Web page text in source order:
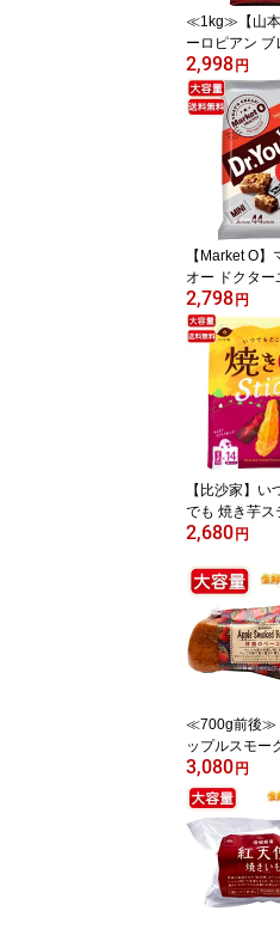
≪1kg≫【山本
ーロピアン ブ
容量 1000g レ
コーヒー(粉)
ーヒー 焙煎
専門店の美味
ヒー ドリップ
ヒー ヤマモト
OFFEE【
コ コストコ
無料★
2,998 円
【Market O】
オー ドクター
特大容量 594g
Dr.You Bar ミ
テインバー ナ
rion オリオン
ト チョコレー
ョコバー お菓
間食 たんぱく
プレゼント【
トコ通販】★
2,798 円
【比沙家】い
でも 焼き芋ス
大容量 700g
焼きいも サ
つまいも 砂糖
使用 無添加
和菓子 お菓子
ostco コスト
通販】★送料
2,680 円
≪700g前後≫
ップルスモー
◎おつまみに
のベーコン り
燻製ベーコン
お肉 焼肉 加
米久夢工場
d Bacom クー
stco コストコ
3,080 円